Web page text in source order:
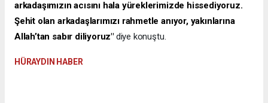
arkadaşımızın acısını hala yüreklerimizde hissediyoruz.
Şehit olan arkadaşlarımızı rahmetle anıyor, yakınlarına
Allah’tan sabır diliyoruz" diye konuştu.
HÜRAYDIN HABER